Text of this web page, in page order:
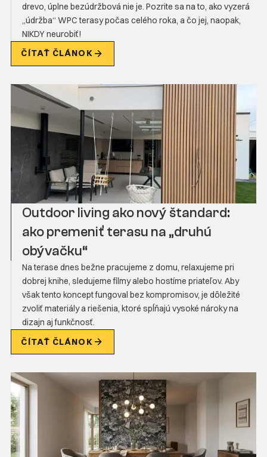
drevo, úplne bezúdržbová nie je. Pozrite sa na to, ako vyzerá
„údržba“ WPC terasy počas celého roka, a čo jej, naopak,
NIKDY neurobiť!
ČÍTAŤ ČLÁNOK
Outdoor living ako nový štandard:
ako premeniť terasu na „druhú
obývačku“
Na terase dnes bežne pracujeme z domu, relaxujeme pri
dobrej knihe, sledujeme filmy alebo hostíme priateľov. Aby
však tento koncept fungoval bez kompromisov, je dôležité
zvoliť materiály a riešenia, ktoré spĺňajú vysoké nároky na
dizajn aj funkčnosť.
ČÍTAŤ ČLÁNOK